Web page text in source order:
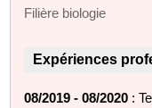
Filière biologie
Expériences
08/2019 - 08/2020 :